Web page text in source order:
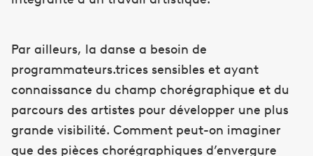
Par ailleurs, la danse a besoin de
programmateurs.trices sensibles et ayant
connaissance du champ chorégraphique et du
parcours des artistes pour développer une plus
grande visibilité. Comment peut-on imaginer
que des pièces chorégraphiques d’envergure